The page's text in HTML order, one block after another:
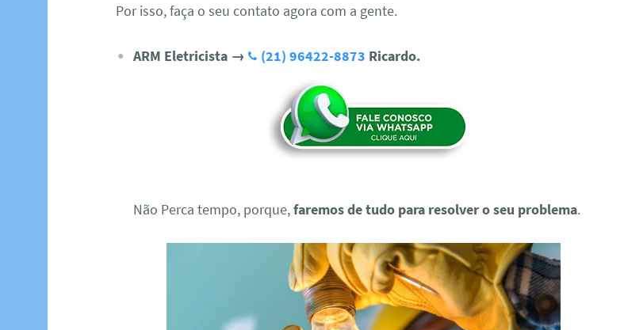
Por isso, faça o seu contato agora com a gente.
ARM Eletricista → (21) 96422-8873 Ricardo.
Não Perca tempo, porque,faremos de tudo para resolver o seu problema.